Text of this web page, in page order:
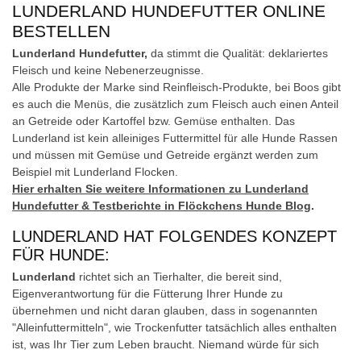
LUNDERLAND HUNDEFUTTER ONLINE
BESTELLEN
Lunderland Hundefutter, da stimmt die Qualität: deklariertes
Fleisch und keine Nebenerzeugnisse.
Alle Produkte der Marke sind Reinfleisch-Produkte, bei Boos gibt
es auch die Menüs, die zusätzlich zum Fleisch auch einen Anteil
an Getreide oder Kartoffel bzw. Gemüse enthalten. Das
Lunderland ist kein alleiniges Futtermittel für alle Hunde Rassen
und müssen mit Gemüse und Getreide ergänzt werden zum
Beispiel mit Lunderland Flocken.
Hier erhalten Sie weitere Informationen zu Lunderland
Hundefutter & Testberichte in Flöckchens Hunde Blog.
LUNDERLAND HAT FOLGENDES KONZEPT
FÜR HUNDE:
Lunderland richtet sich an Tierhalter, die bereit sind,
Eigenverantwortung für die Fütterung Ihrer Hunde zu
übernehmen und nicht daran glauben, dass in sogenannten
"Alleinfuttermitteln", wie Trockenfutter tatsächlich alles enthalten
ist, was Ihr Tier zum Leben braucht. Niemand würde für sich